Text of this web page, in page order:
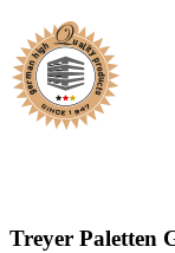
Treyer Paletten